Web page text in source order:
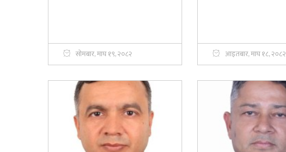
सोमबार, माघ १९, २०८२ आइतबार, माघ १८, २०८२